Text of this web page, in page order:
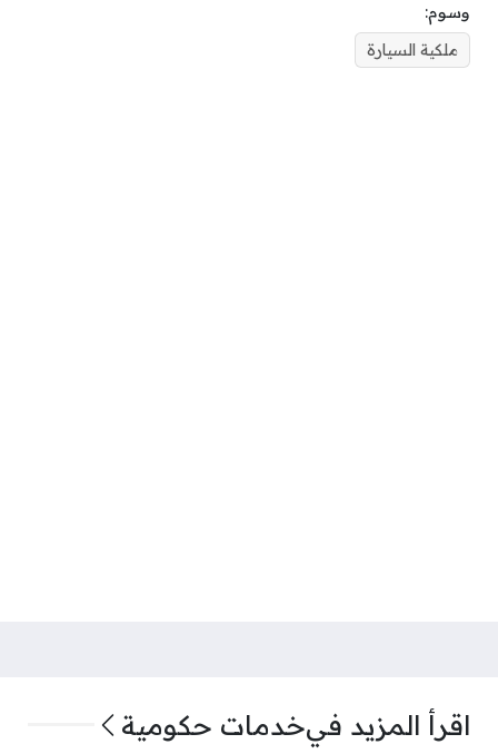
وسوم:
ملكية السيارة
اقرأ المزيد فيخدمات حكومية